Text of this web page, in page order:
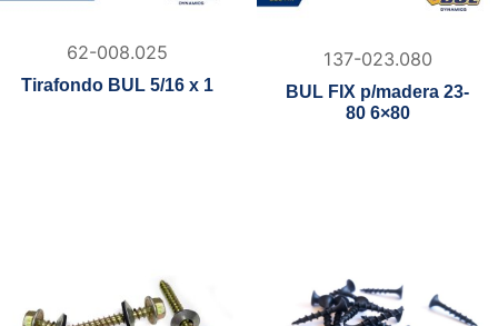
62-008.025
Tirafondo BUL 5/16 x 1
137-023.080
BUL FIX p/madera 23-
80 6×80